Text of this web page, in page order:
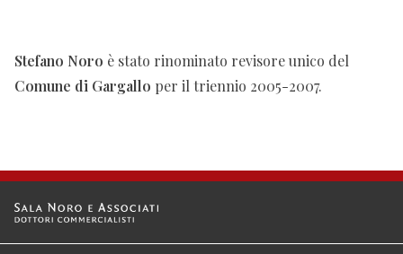
Stefano Noro è stato rinominato revisore unico del
Comune di Gargallo per il triennio 2005-2007.